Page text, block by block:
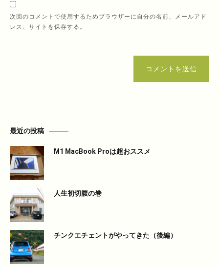
次回のコメントで使用するためブラウザーに自分の名前、メールアド
レス、サイトを保存する。
コメントを送信
最近の投稿
M1 MacBook Proは超おススメ
人生初切腹の巻
チンクエチェントがやってきた（後編）